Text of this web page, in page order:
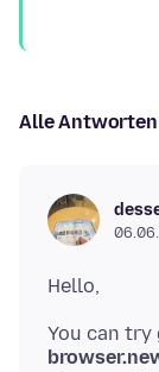
Alle Antworten